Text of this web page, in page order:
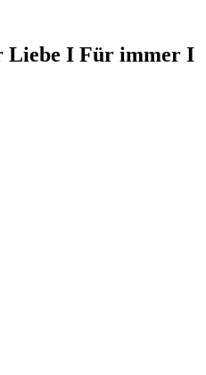
Liebe I Für immer I